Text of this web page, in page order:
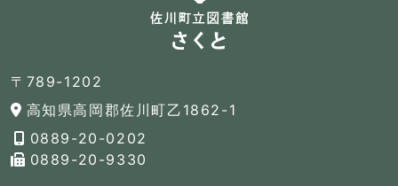
〒789-1202
高知県高岡郡佐川町乙1862-1
0889-20-0202
0889-20-9330